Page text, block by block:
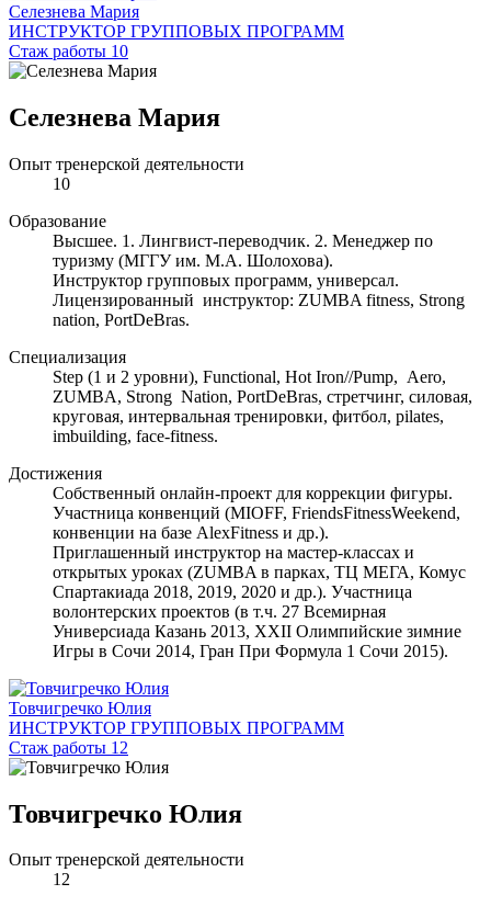
Селезнева Мария
ИНСТРУКТОР ГРУППОВЫХ ПРОГРАММ
Стаж работы 10
Селезнева Мария
Опыт тренерской деятельности
10
Образование
Высшее. 1. Лингвист-переводчик. 2. Менеджер по
туризму (МГГУ им. М.А. Шолохова).
Инструктор групповых программ, универсал.
Лицензированный инструктор: ZUMBA fitness, Strong
nation, PortDeBras.
Специализация
Step (1 и 2 уровни), Functional, Hot Iron//Pump, Aero,
ZUMBA, Strong Nation, PortDeBras, стретчинг, силовая,
круговая, интервальная тренировки, фитбол, pilates,
imbuilding, face-fitness.
Достижения
Собственный онлайн-проект для коррекции фигуры.
Участница конвенций (MIOFF, FriendsFitnessWeekend,
конвенции на базе AlexFitness и др.).
Приглашенный инструктор на мастер-классах и
открытых уроках (ZUMBA в парках, ТЦ МЕГА, Комус
Спартакиада 2018, 2019, 2020 и др.). Участница
волонтерских проектов (в т.ч. 27 Всемирная
Универсиада Казань 2013, XXII Олимпийские зимние
Игры в Сочи 2014, Гран При Формула 1 Сочи 2015).
Товчигречко Юлия
ИНСТРУКТОР ГРУППОВЫХ ПРОГРАММ
Стаж работы 12
Товчигречко Юлия
Опыт тренерской деятельности
12